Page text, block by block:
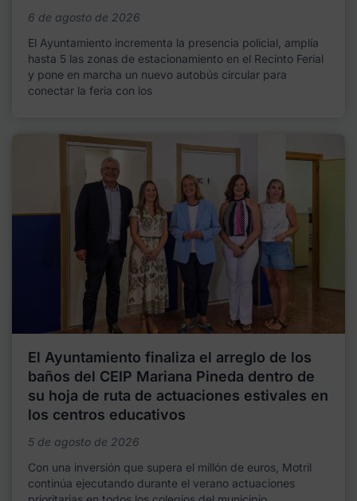
6 de agosto de 2026
El Ayuntamiento incrementa la presencia policial, amplía
hasta 5 las zonas de estacionamiento en el Recinto Ferial
y pone en marcha un nuevo autobús circular para
conectar la feria con los
El Ayuntamiento finaliza el arreglo de los
baños del CEIP Mariana Pineda dentro de
su hoja de ruta de actuaciones estivales en
los centros educativos
5 de agosto de 2026
Con una inversión que supera el millón de euros, Motril
continúa ejecutando durante el verano actuaciones